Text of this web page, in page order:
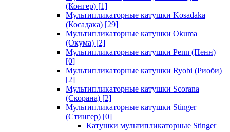
(Конгер) [1]
Мультипликаторные катушки Kosadaka
(Косадака) [29]
Мультипликаторные катушки Okuma
(Окума) [2]
Мультипликаторные катушки Penn (Пенн)
[0]
Мультипликаторные катушки Ryobi (Риоби)
[2]
Мультипликаторные катушки Scorana
(Скорана) [2]
Мультипликаторные катушки Stinger
(Стингер) [0]
Катушки мультипликаторные Stinger